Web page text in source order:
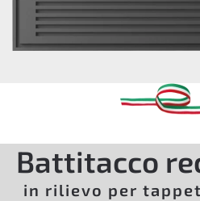
Battitacco
in rilievo per